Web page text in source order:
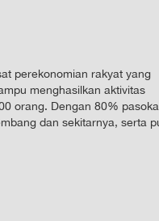
perekonomian rakyat yang
menghasilkan aktivitas
orang. Dengan 80%
dan sekitarnya, serta